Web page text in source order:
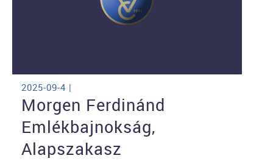
2025-09-4 |
Morgen Ferdinánd
Emlékbajnokság,
Alapszakasz